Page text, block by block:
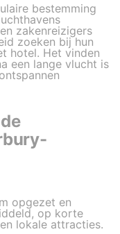
bestemming
zakenreizigers
zoeken bij hun
hotel. Het vinden
een lange vlucht is
opgezet en
op korte
lokale attracties.